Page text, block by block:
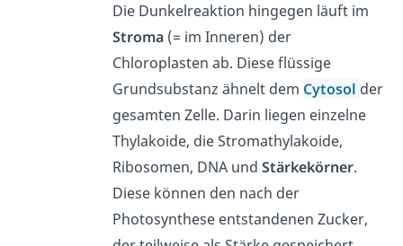
Die Dunkelreaktion hingegen läuft im
Stroma (= im Inneren) der
Chloroplasten ab. Diese flüssige
Grundsubstanz ähnelt dem Cytosol der
gesamten Zelle. Darin liegen einzelne
Thylakoide, die Stromathylakoide,
Ribosomen, DNA und Stärkekörner.
Diese können den nach der
Photosynthese entstandenen Zucker,